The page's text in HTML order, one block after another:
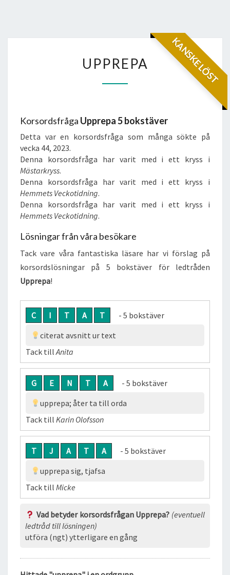
KANSKE LÖST
UPPREPA
Korsordsfråga Upprepa 5 bokstäver
Detta var en korsordsfråga som många sökte på
vecka 44, 2023.
Denna korsordsfråga har varit med i ett kryss i
Mästarkryss.
Denna korsordsfråga har varit med i ett kryss i
Hemmets Veckotidning.
Denna korsordsfråga har varit med i ett kryss i
Hemmets Veckotidning.
Lösningar från våra besökare
Tack vare våra fantastiska läsare har vi förslag på
korsordslösningar på 5 bokstäver för ledtråden
Upprepa!
C I T A T
- 5 bokstäver
citerat avsnitt ur text
Tack tillAnita
G E N T A
- 5 bokstäver
upprepa; åter ta till orda
Tack till Karin Olofsson
T J A T A
- 5 bokstäver
upprepa sig, tjafsa
Tack till Micke
Vad betyder korsordsfrågan Upprepa? (eventuell
ledtråd till lösningen)
utföra (ngt) ytterligare en gång